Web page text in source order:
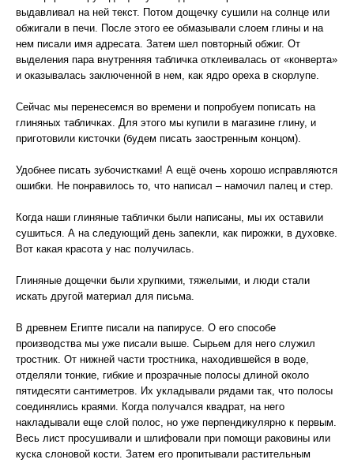
выдавливал на ней текст. Потом дощечку сушили на солнце или
обжигали в печи. После этого ее обмазывали слоем глины и на
нем писали имя адресата. Затем шел повторный обжиг. От
выделения пара внутренняя табличка отклеивалась от «конверта»
и оказывалась заключенной в нем, как ядро ореха в скорлупе.
Сейчас мы перенесемся во времени и попробуем пописать на
глиняных табличках. Для этого мы купили в магазине глину, и
приготовили кисточки (будем писать заостренным концом).
Удобнее писать зубочистками! А ещё очень хорошо исправляются
ошибки. Не понравилось то, что написал – намочил палец и стер.
Когда наши глиняные таблички были написаны, мы их оставили
сушиться. А на следующий день запекли, как пирожки, в духовке.
Вот какая красота у нас получилась.
Глиняные дощечки были хрупкими, тяжелыми, и люди стали
искать другой материал для письма.
В древнем Египте писали на папирусе. О его способе
производства мы уже писали выше. Сырьем для него служил
тростник. От нижней части тростника, находившейся в воде,
отделяли тонкие, гибкие и прозрачные полосы длиной около
пятидесяти сантиметров. Их укладывали рядами так, что полосы
соединялись краями. Когда получался квадрат, на него
накладывали еще слой полос, но уже перпендикулярно к первым.
Весь лист просушивали и шлифовали при помощи раковины или
куска слоновой кости. Затем его пропитывали растительным